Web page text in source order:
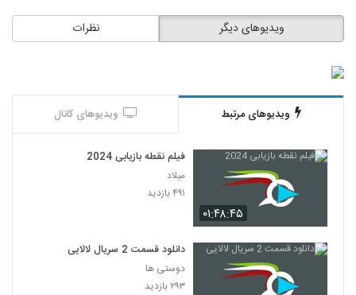
نظرات ویدیوهای دیگر
ویدیوهای مرتبط ویدیوهای کانال
۰۱:۴۸:۴۵
فیلم نقطه بازیابی 2024
میلاد
۴۹۱ بازدید
دانلود قسمت 2 سریال لالایی
دوستی ها
۲۹۳ بازدید